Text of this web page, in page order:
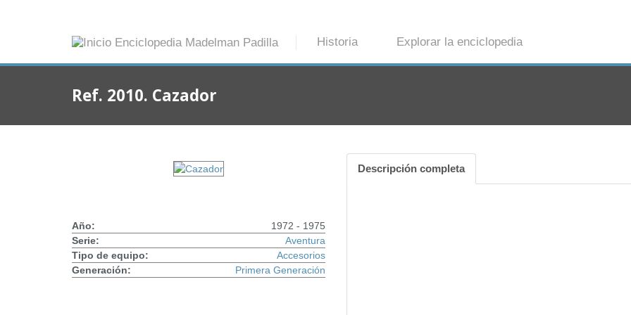
Historia Explorar la enciclopedia
Ref. 2010. Cazador
Año:
1972 - 1975
Serie:
Aventura
Tipo de equipo:
Accesorios
Generación:
Primera Generación
Descripción completa